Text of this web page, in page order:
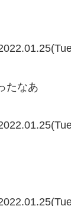
たなあ